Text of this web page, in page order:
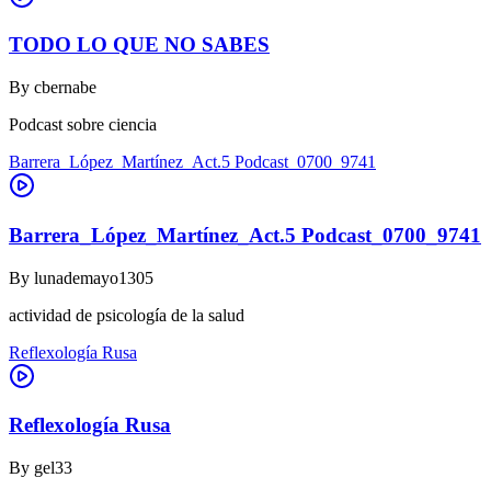
TODO LO QUE NO SABES
By cbernabe
Podcast sobre ciencia
Barrera_López_Martínez_Act.5 Podcast_0700_9741
Barrera_López_Martínez_Act.5 Podcast_0700_9741
By lunademayo1305
actividad de psicología de la salud
Reflexología Rusa
Reflexología Rusa
By gel33